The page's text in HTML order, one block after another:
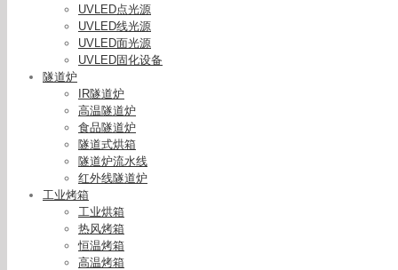
UVLED点光源
UVLED线光源
UVLED面光源
UVLED固化设备
隧道炉
IR隧道炉
高温隧道炉
食品隧道炉
隧道式烘箱
隧道炉流水线
红外线隧道炉
工业烤箱
工业烘箱
热风烤箱
恒温烤箱
高温烤箱